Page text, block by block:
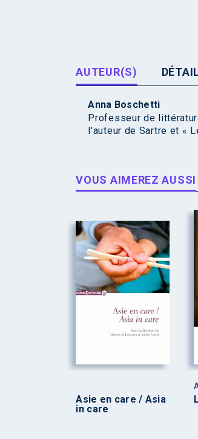
AUTEUR(S)
Anna Boschetti
Professeur de
l'auteur de Sartre et «
VOUS AIMEREZ AUSSI
Asie en care / Asia
in care